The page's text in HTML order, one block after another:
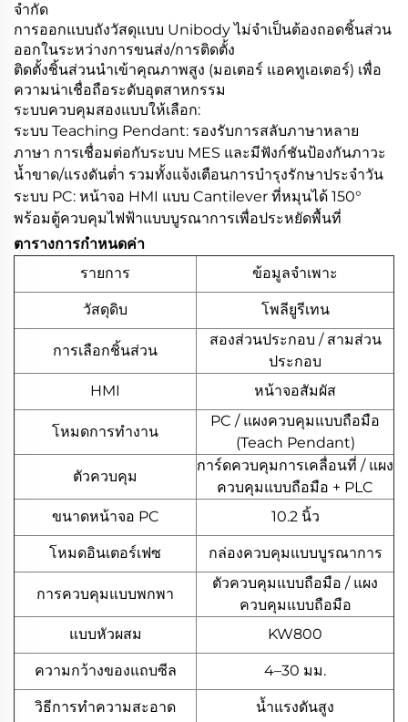
จำกัด
การออกแบบถังวัสดุแบบ Unibody ไม่จำเป็นต้องถอดชิ้นส่วน
ออกในระหว่างการขนส่ง/การติดตั้ง
ติดตั้งชิ้นส่วนนำเข้าคุณภาพสูง (มอเตอร์ แอคทูเอเตอร์) เพื่อ
ความน่าเชื่อถือระดับอุตสาหกรรม
ระบบควบคุมสองแบบให้เลือก:
ระบบ Teaching Pendant: รองรับการสลับภาษาหลาย
ภาษา การเชื่อมต่อกับระบบ MES และมีฟังก์ชันป้องกันภาวะ
น้ำขาด/แรงดันต่ำ รวมทั้งแจ้งเตือนการบำรุงรักษาประจำวัน
ระบบ PC: หน้าจอ HMI แบบ Cantilever ที่หมุนได้ 150°
พร้อมตู้ควบคุมไฟฟ้าแบบบูรณาการเพื่อประหยัดพื้นที่
ตารางการกำหนดค่า
รายการ
ข้อมูลจำเพาะ
วัสดุดิบ โพลียูรีเทน
การเลือกชิ้นส่วน
สองส่วนประกอบ / สามส่วน
ประกอบ
HMI
หน้าจอสัมผัส
โหมดการทำงาน
PC / แผงควบคุมแบบถือมือ
(Teach Pendant)
ตัวควบคุม
การ์ดควบคุมการเคลื่อนที่ / แผง
ควบคุมแบบถือมือ + PLC
ขนาดหน้าจอ PC
10.2 นิ้ว
โหมดอินเตอร์เฟซ กล่องควบคุมแบบบูรณาการ
การควบคุมแบบพกพา
ตัวควบคุมแบบถือมือ / แผง
ควบคุมแบบถือมือ
แบบหัวผสม
KW800
ความกว้างของแถบซีล 4–30 มม.
วิธีการทำความสะอาด น้ำแรงดันสูง